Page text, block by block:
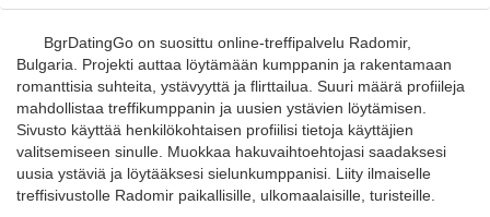
BgrDatingGo on suosittu online-treffipalvelu Radomir,
Bulgaria. Projekti auttaa löytämään kumppanin ja rakentamaan
romanttisia suhteita, ystävyyttä ja flirttailua. Suuri määrä profiileja
mahdollistaa treffikumppanin ja uusien ystävien löytämisen.
Sivusto käyttää henkilökohtaisen profiilisi tietoja käyttäjien
valitsemiseen sinulle. Muokkaa hakuvaihtoehtojasi saadaksesi
uusia ystäviä ja löytääksesi sielunkumppanisi. Liity ilmaiselle
treffisivustolle Radomir paikallisille, ulkomaalaisille, turisteille.